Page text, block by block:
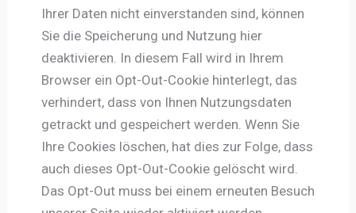
Ihrer Daten nicht einverstanden sind, können
Sie die Speicherung und Nutzung hier
deaktivieren. In diesem Fall wird in Ihrem
Browser ein Opt-Out-Cookie hinterlegt, das
verhindert, dass von Ihnen Nutzungsdaten
getrackt und gespeichert werden. Wenn Sie
Ihre Cookies löschen, hat dies zur Folge, dass
auch dieses Opt-Out-Cookie gelöscht wird.
Das Opt-Out muss bei einem erneuten Besuch